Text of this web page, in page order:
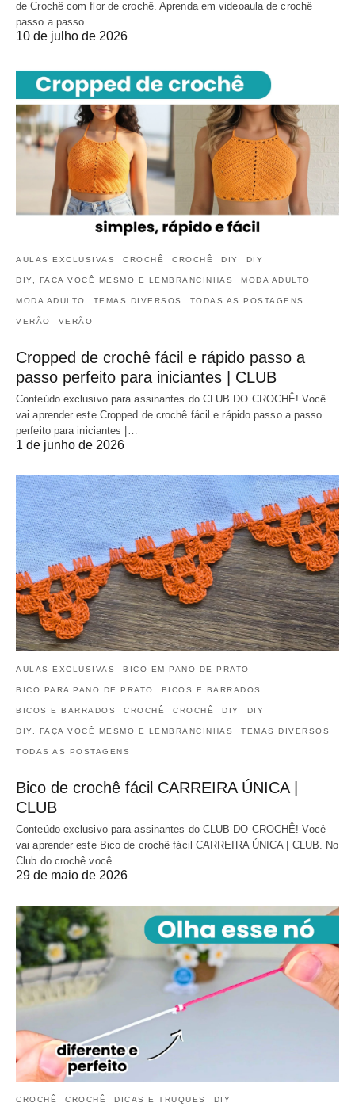
de Crochê com flor de crochê. Aprenda em videoaula de crochê
passo a passo…
10 de julho de 2026
AULAS EXCLUSIVAS CROCHÊ CROCHÊ DIY DIY
DIY, FAÇA VOCÊ MESMO E LEMBRANCINHAS MODA ADULTO
MODA ADULTO TEMAS DIVERSOS TODAS AS POSTAGENS
VERÃO VERÃO
Cropped de crochê fácil e rápido passo a
passo perfeito para iniciantes | CLUB
Conteúdo exclusivo para assinantes do CLUB DO CROCHÊ! Você
vai aprender este Cropped de crochê fácil e rápido passo a passo
perfeito para iniciantes |…
1 de junho de 2026
AULAS EXCLUSIVAS BICO EM PANO DE PRATO
BICO PARA PANO DE PRATO BICOS E BARRADOS
BICOS E BARRADOS CROCHÊ CROCHÊ DIY DIY
DIY, FAÇA VOCÊ MESMO E LEMBRANCINHAS TEMAS DIVERSOS
TODAS AS POSTAGENS
Bico de crochê fácil CARREIRA ÚNICA |
CLUB
Conteúdo exclusivo para assinantes do CLUB DO CROCHÊ! Você
vai aprender este Bico de crochê fácil CARREIRA ÚNICA | CLUB. No
Club do crochê você…
29 de maio de 2026
CROCHÊ CROCHÊ DICAS E TRUQUES DIY